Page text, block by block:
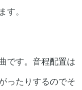
す。
です。音程配置は
ったりするのでそ